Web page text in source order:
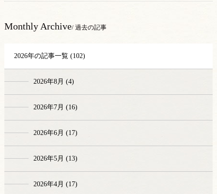
Monthly Archive/ 過去の記事
2026年の記事一覧 (102)
2026年8月 (4)
2026年7月 (16)
2026年6月 (17)
2026年5月 (13)
2026年4月 (17)